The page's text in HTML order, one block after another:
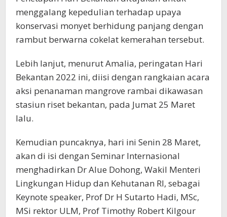
menggalang kepedulian terhadap upaya
konservasi monyet berhidung panjang dengan
rambut berwarna cokelat kemerahan tersebut.
Lebih lanjut, menurut Amalia, peringatan Hari
Bekantan 2022 ini, diisi dengan rangkaian acara
aksi penanaman mangrove rambai dikawasan
stasiun riset bekantan, pada Jumat 25 Maret
lalu.
Kemudian puncaknya, hari ini Senin 28 Maret,
akan di isi dengan Seminar Internasional
menghadirkan Dr Alue Dohong, Wakil Menteri
Lingkungan Hidup dan Kehutanan RI, sebagai
Keynote speaker, Prof Dr H Sutarto Hadi, MSc,
MSi rektor ULM, Prof Timothy Robert Kilgour